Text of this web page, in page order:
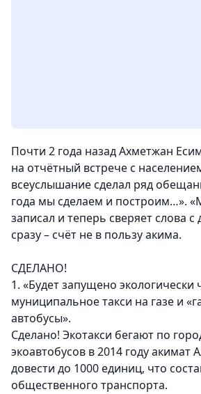
Почти 2 года назад Ахметжан
на отчётный встрече с
всеуслышание сделал ряд
года мы сделаем и построим…».
записал и теперь сверяет слова
сразу – счёт не в пользу акима.
СДЕЛАНО!
1. «Будет запущено экологически
муниципальное такси на газе и
автобусы».
Сделано! Экотакси бегают по
экоавтобусов в 2014 году
довести до 1000 единиц, что
общественного транспорта.